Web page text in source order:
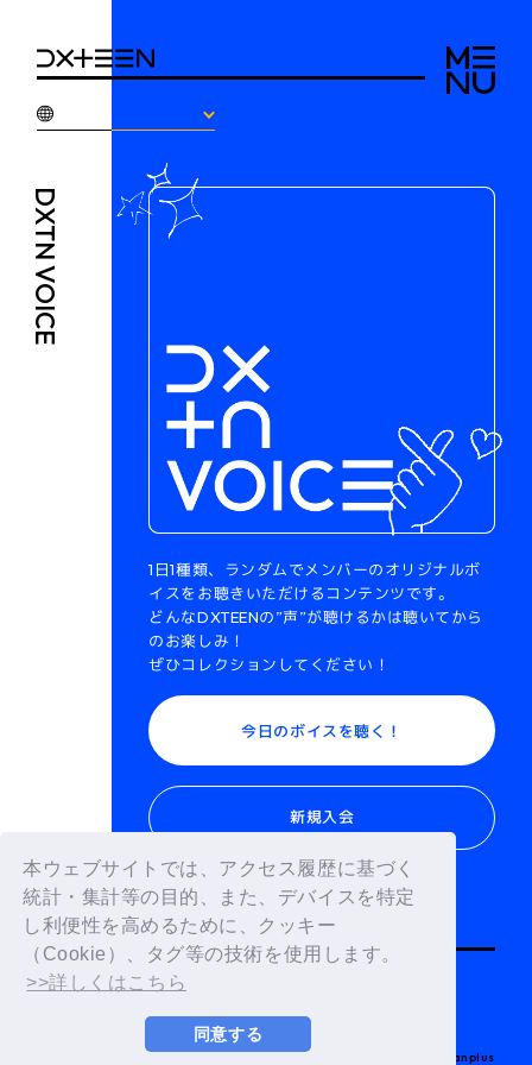
本ウェブサイトでは、アクセス履歴に基づく
統計・集計等の目的、また、デバイスを特定
し利便性を高めるために、クッキー
（Cookie）、タグ等の技術を使用します。
>>詳しくはこちら
同意する
DXTN
VOICE
1日1種類、ランダムでメンバーのオリジナルボ
イスをお聴きいただけるコンテンツです。
どんなDXTEENの”声”が聴けるかは聴いてから
のお楽しみ！
ぜひコレクションしてください！
今日のボイスを聴く！
新規入会
BACK
© LAPONE ENTERTAINMENT / Fanplus